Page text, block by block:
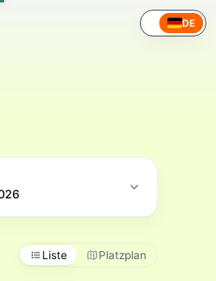
DE
Liste Platzplan